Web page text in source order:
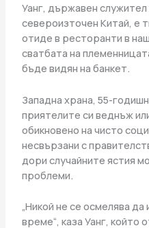
Уанг, държавен служител
североизточен Китай, е
отиде в ресторанти в
сватбата на
бъде видян на банкет.
Западна храна, 55-
приятелите си веднъж
обикновено на чисто
несвързани с
дори случайните ястия
проблеми.
„Никой не се осмелява
време“, каза Уанг, който